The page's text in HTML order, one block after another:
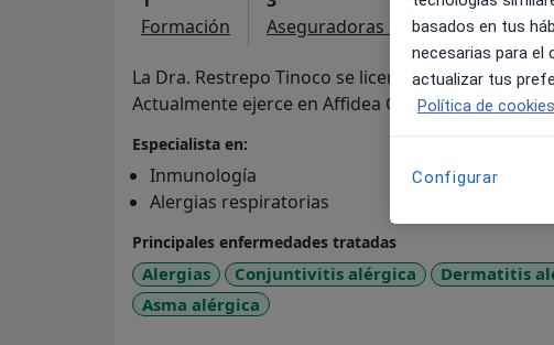
Formación
Aseguradoras aceptadas
La Dra. Restrepo Tinoco se licenció en Medicina,
Actualmente ejerce en Affidea Clínica Tecma
Especialista en:
Inmunología
Alergias respiratorias
Principales enfermedades tratadas
Alergias Conjuntivitis alérgica Dermatitis
Asma alérgica
basados en tus
necesarias para el
actualizar tus
Política de
Configurar